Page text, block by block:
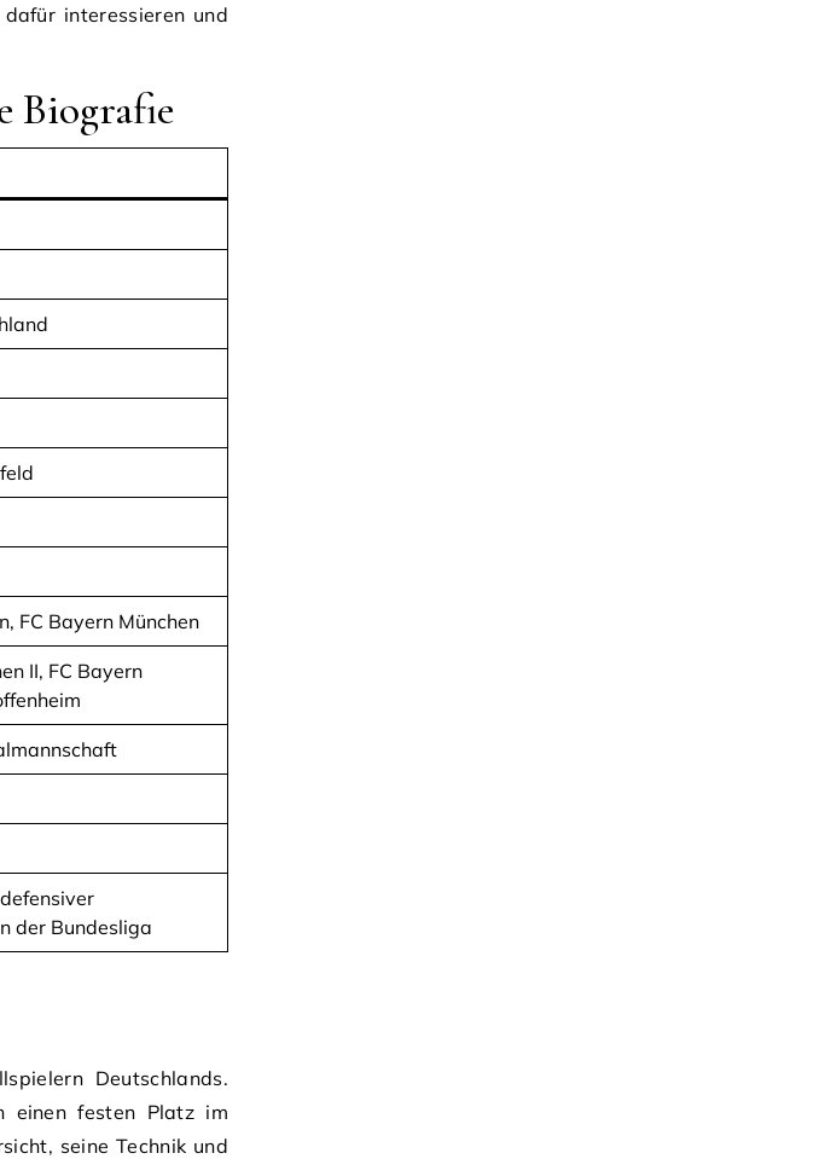
interessieren und
Biografie
FC Bayern München
II, FC Bayern
der Bundesliga
Deutschlands.
einen festen Platz im
seine Technik und